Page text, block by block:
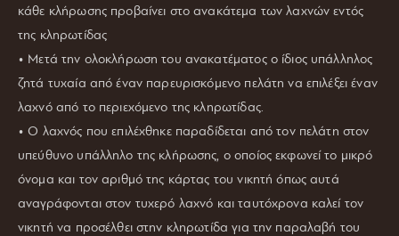
κάθε κλήρωσης προβαίνει στο ανακάτεμα των λαχνών εντός
της κληρωτίδας
• Μετά την ολοκλήρωση του ανακατέματος ο ίδιος υπάλληλος
ζητά τυχαία από έναν παρευρισκόμενο πελάτη να επιλέξει έναν
λαχνό από το περιεχόμενο της κληρωτίδας.
• Ο λαχνός που επιλέχθηκε παραδίδεται από τον πελάτη στον
υπεύθυνο υπάλληλο της κλήρωσης, ο οποίος εκφωνεί το μικρό
όνομα και τον αριθμό της κάρτας του νικητή όπως αυτά
αναγράφονται στον τυχερό λαχνό και ταυτόχρονα καλεί τον
νικητή να προσέλθει στην κληρωτίδα για την παραλαβή του